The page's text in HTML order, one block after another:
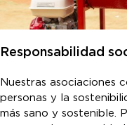
Responsabilidad
Nuestras asociaciones
personas y la
más sano y sostenible.